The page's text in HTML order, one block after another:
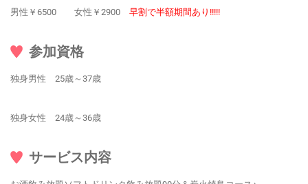
男性￥6500 女性￥2900 早割で半額期間あり!!!!!
参加資格
独身男性 25歳～37歳
独身女性 24歳～36歳
サービス内容